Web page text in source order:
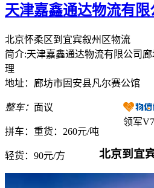
天津嘉鑫通达物流有
北京怀柔区到宜宾叙州区物流
简介:天津嘉鑫通达物流有限公司
理
地址：廊坊市固安县凡尔赛公馆
整车： 面议
拼车： 重货：260元/吨
轻货： 90元/方
领军V7
北京到宜